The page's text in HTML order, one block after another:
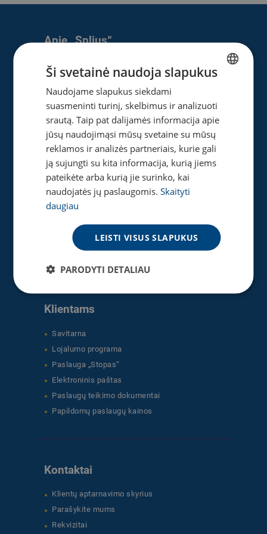
Apie „Splius“
Naujienos
Karjera
Privatumo ir slapukų politika
Naudinga
Gaukite pasiūlymą
Tinklaraštis
Greičio matuoklė
Klientams
Savitarna
Lojalumo programa
Paslauga „Stopas“
Elektroninis paštas
Paslaugų teikimo dokumentai
Papildomų paslaugų kainos
Kontaktai
Klientų aptarnavimo skyrius
Parašykite mums
Rekvizitai
ENGLISH
Ši svetainė naudoja slapukus
Naudojame slapukus siekdami
suasmeninti turinį, skelbimus ir analizuoti
srautą. Taip pat dalijamės informacija apie
jūsų naudojimąsi mūsų svetaine su mūsų
reklamos ir analizės partneriais, kurie gali
ją sujungti su kita informacija, kurią jiems
pateikėte arba kurią jie surinko, kai
naudojatės jų paslaugomis. Skaityti
daugiau
LEISTI VISUS SLAPUKUS
PARODYTI DETALIAU